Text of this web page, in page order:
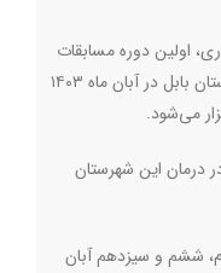
اولین دوره مسابقات
مینی فوتبال گرامیداشت روز پرستار در شهرستان بابل در آبان ماه ۱۴۰۳
می‌شود.
درمان این شهرستان
ششم و سیزدهم آبان